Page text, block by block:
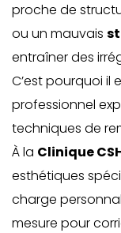
proche de
ou un mauvais
entraîner des
C’est pourquoi il
professionnel
techniques de
À la Clinique
esthétiques
charge
mesure pour